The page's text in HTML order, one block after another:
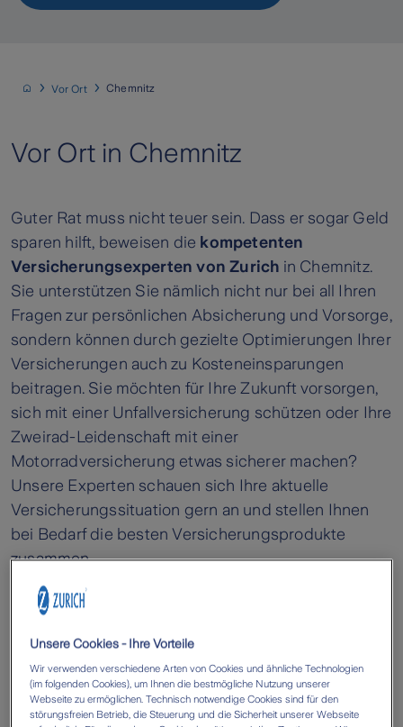
Vor Ort Chemnitz
Vor Ort in Chemnitz
Guter Rat muss nicht teuer sein. Dass er sogar Geld
sparen hilft, beweisen die kompetenten
Versicherungsexperten von Zurich in Chemnitz.
Sie unterstützen Sie nämlich nicht nur bei all Ihren
Fragen zur persönlichen Absicherung und Vorsorge,
sondern können durch gezielte Optimierungen Ihrer
Versicherungen auch zu Kosteneinsparungen
beitragen. Sie möchten für Ihre Zukunft vorsorgen,
sich mit einer Unfallversicherung schützen oder Ihre
Zweirad-Leidenschaft mit einer
Motorradversicherung etwas sicherer machen?
Unsere Experten schauen sich Ihre aktuelle
Versicherungssituation gern an und stellen Ihnen
bei Bedarf die besten Versicherungsprodukte
zusammen.
Zurich Versicherungsagenturen
in Chemnitz
Unsere Cookies - Ihre Vorteile
Wir verwenden verschiedene Arten von Cookies und ähnliche Technologien
(im folgenden Cookies), um Ihnen die bestmögliche Nutzung unserer
Webseite zu ermöglichen. Technisch notwendige Cookies sind für den
störungsfreien Betrieb, die Steuerung und die Sicherheit unserer Webseite